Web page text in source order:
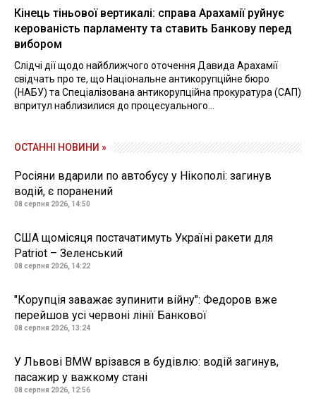
Кінець тіньової вертикалі: справа Арахамії руйнує
керованість парламенту та ставить Банкову перед
вибором
Слідчі дії щодо найближчого оточення Давида Арахамії
свідчать про те, що Національне антикорупційне бюро
(НАБУ) та Спеціалізована антикорупційна прокуратура (САП)
впритул наблизилися до процесуального...
ОСТАННІ НОВИНИ »
Росіяни вдарили по автобусу у Нікополі: загинув
водій, є поранений
08 серпня 2026, 14:50
США щомісяця постачатимуть Україні ракети для
Patriot – Зеленський
08 серпня 2026, 14:22
"Корупція заважає зупинити війну": Федоров вже
перейшов усі червоні лінії Банкової
08 серпня 2026, 13:24
У Львові BMW врізався в будівлю: водій загинув,
пасажир у важкому стані
08 серпня 2026, 12:56